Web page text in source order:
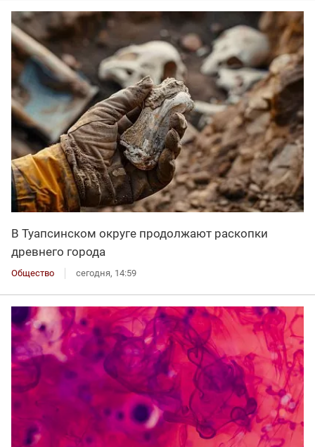
В Туапсинском округе продолжают раскопки
древнего города
Общество сегодня, 14:59